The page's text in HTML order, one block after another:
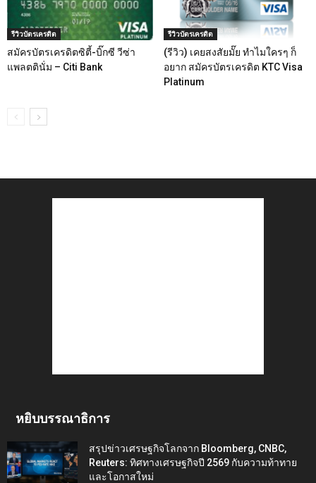
รีวิวบัตรเครดิต
สมัครบัตรเครดิตซิตี้-บิ๊กซี วีซ่า
แพลตตินั่ม – Citi Bank
รีวิวบัตรเครดิต
(รีวิว) เคยสงสัยมั๊ย ทำไมใครๆ ก็
อยาก สมัครบัตรเครดิต KTC Visa
Platinum
หยิบบรรณาธิการ
สรุปข่าวเศรษฐกิจโลกจาก Bloomberg, CNBC,
Reuters: ทิศทางเศรษฐกิจปี 2569 กับความท้าทาย
และโอกาสใหม่